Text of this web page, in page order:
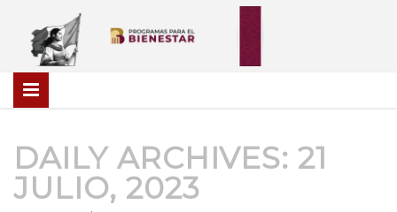
DAILY ARCHIVES: 21
JULIO, 2023